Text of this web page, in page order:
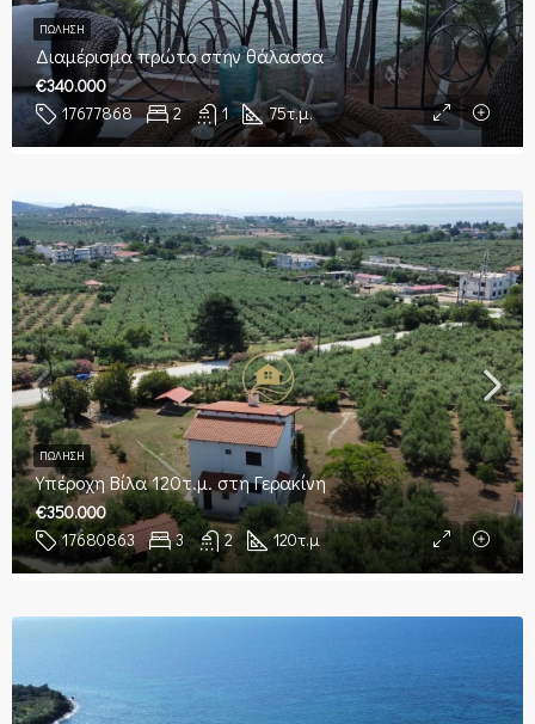
Διαμέρισμα πρώτο στην θάλασσα
17677868 2 1 75τ.μ.
€340.000
ΠΏΛΗΣΗ
Υπέροχη Βίλα 120τ.μ. στη Γερακίνη
17680863 3 2 120τ.μ
€350.000
ΠΏΛΗΣΗ